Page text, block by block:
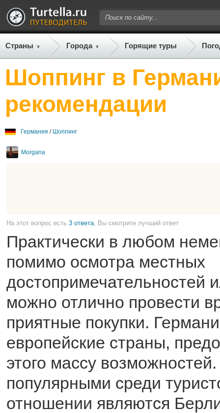
Страны Города Горящие туры
Шоппинг в
рекомендации
Германия / Шоппинг
Morgana
На этот вопрос есть 3 ответа, Вы смотрите лучший ответ
Практически в любом
помимо осмотра местных
достопримечательностей
можно отлично провести
приятные покупки.
европейские страны,
этого массу
популярными среди
отношении являются